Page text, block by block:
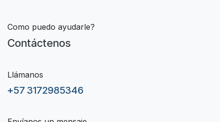
Como puedo ayudarle?
Contáctenos
Llámanos
+57 3172985346